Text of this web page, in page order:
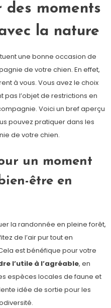
des moments
la nature
une bonne occasion de
de votre chien. En effet,
à vous. Vous avez le choix
pas l’objet de restrictions en
Voici un bref aperçu
pouvez pratiquer dans les
de votre chien.
un moment
être en
la randonnée en pleine forêt,
de l’air pur tout en
est bénéfique pour votre
l’utile à l’agréable, en
espèces locales de faune et
idée de sortie pour les